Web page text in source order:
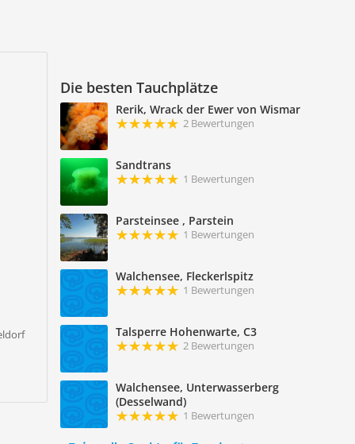
Die besten Tauchplätze
Rerik, Wrack der Ewer von Wismar
2 Bewertungen
Sandtrans
1 Bewertungen
Parsteinsee , Parstein
1 Bewertungen
Walchensee, Fleckerlspitz
1 Bewertungen
Talsperre Hohenwarte, C3
2 Bewertungen
Walchensee, Unterwasserberg
(Desselwand)
1 Bewertungen